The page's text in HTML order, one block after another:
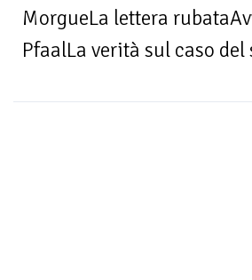
MorgueLa lettera
PfaalLa verità sul caso del